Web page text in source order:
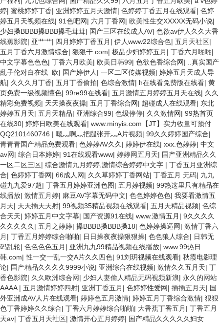
婷| 蜜桃婷婷丁香| 亚洲婷婷五月天激情| 色婷婷丁香五月在线观看| 色婷
婷五月天视频在线| 91色吧网| 六月丁香网| 欧美性生交XXXXX无码小说|
少妇搡BBBB搡BBB搡毛茸茸| 国产三区在线成人AV| 色欲av伊人久久大香
线蕉影院| 亚艹艹| 四月婷婷丁香五月 | 伊人www22综合色| 五月天社区|
五月丁香六月激情综合| 狠狠干.com| 极品少妇婷婷五月 | 丁香六月啪啪|
中文字幕色色色| 丁香六月欧美| 欧美日韩99| 色欲色香综合网|
..真实国产
乱子伦对白在线_欧| 国产婷伊人 | 一区二区传媒视频| 婷婷五月天成人导
航| 久久久月丁香| 五月丁香偷拍| 色综合激情| h在线看免费版在线看| 黄
页免费一级视频懂色| 99re99在线看| 五月激情五月婷婷五月天在线| 久久
精彩免费视频| 天天操夜夜操| 五月丁香综合网| 超碰成人在线观看| 东北
婷婷五月天| 五月天精品| 亚洲综合99| 色级停停| 久久激情网| 99热首页
在线30| 婷婷日欧美在线观看| www.minyis.com【JT】实力收量可预付
QQ2101460746 | 嗯灬啊灬把腿张开灬A片视频| 99久久婷婷国产综合|
青青青国产精品免费观看| 色婷婷AV久久 | 婷婷伊在线| xxx.色婷婷| 中文
av网| 综合日本婷婷| 91在线观看www| 婷婷网五月天| 国产亚洲精品久久
一区二区三区| 综合激情九月婷婷,激情综合婷婷中文字 | 丁香五月亚洲综
合| 色婷婷丁香网| 66成人网| 久久草婷婷丁香网站| 丁香五月 无码| 九九
碰九九爱97超| 丁香五月婷婷亚洲色图| 五月婷视频| 99热这里只有精品在
线播放| 激情五月婷| 麻豆AV字幕无码中文| 色色婷婷色色| 我要看激情五
月天| 天天插天天射| 99视频35精品视频在线观看| 五月天精品视频| 色综
合天天| 婷婷五月中文字幕| 国产资源91在线| www.激情五月 | 9久久久久
久久久久久 | 五月之婷婷| 搡BBBB搡BBB搡18| 色婷婷操逼网| 激情丁香六
月 | 丁香五月婷婷综合啪啪| 日日操夜夜操狠狠操| 色色狼人综合| 日韩无
码乱轮| 色色色色五月 | 亚洲九九99精品视频在线播放| www.99热日
韩.com|性一交一乱一交A片久久四色| 91刘玥视频在线观看| 秋霞电影理
论| 国产精品久久久久9999小说| 亚洲综合在线视频| 激情久久五月天| 丁
香色影院| 久久欧洲综合网| 少妇人妻偷人精品无码视频新浪| 永久的网站
AAAA | 五月激情婷婷四射| 亚洲丁香五月 | 色婷婷性爱网| 插插五月天| 国
外亚洲成AV人片在线观看| 婷婷色五月激情| 婷婷五月丁香综合激情| 狠狠
色丁香婷婷久久综合| 丁香六月婷婷综合啪啪| 大香蕉丁香五月 | 丁香五月
天av| 丁香五月天社区| 激情开心五月婷婷| 国产精品久久久久久妇女